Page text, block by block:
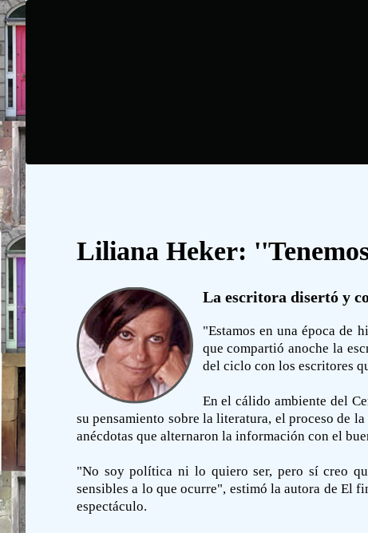
Liliana Heker:
La escritora disertó y
"Estamos en una época de
que compartió anoche la
del ciclo con los escritores
En el cálido ambiente del
su pensamiento sobre la literatura, el proceso de
anécdotas que alternaron la información con el
"No soy política ni lo quiero ser, pero sí creo
sensibles a lo que ocurre", estimó la autora de El
espectáculo.